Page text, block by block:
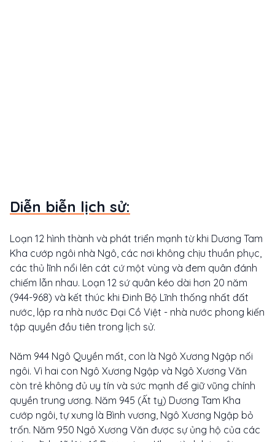
Diễn biễn lịch sử:
Loạn 12 hình thành và phát triển mạnh từ khi Dương Tam
Kha cướp ngôi nhà Ngô, các nơi không chịu thuần phục,
các thủ lĩnh nổi lên cát cứ một vùng và đem quân đánh
chiếm lẫn nhau. Loạn 12 sứ quân kéo dài hơn 20 năm
(944-968) và kết thúc khi Đinh Bộ Lĩnh thống nhất đất
nước, lập ra nhà nước Đại Cồ Việt - nhà nước phong kiến
tập quyền đầu tiên trong lịch sử.
Năm 944 Ngô Quyền mất, con là Ngô Xương Ngập nối
ngôi. Vì hai con Ngô Xương Ngập và Ngô Xương Văn
còn trẻ không đủ uy tín và sức mạnh để giữ vũng chính
quyền trung ương. Năm 945 (Ất tỵ) Dương Tam Kha
cướp ngôi, tự xưng là Bình vương, Ngô Xương Ngập bỏ
trốn. Năm 950 Ngô Xương Văn được sự ủng hộ của các